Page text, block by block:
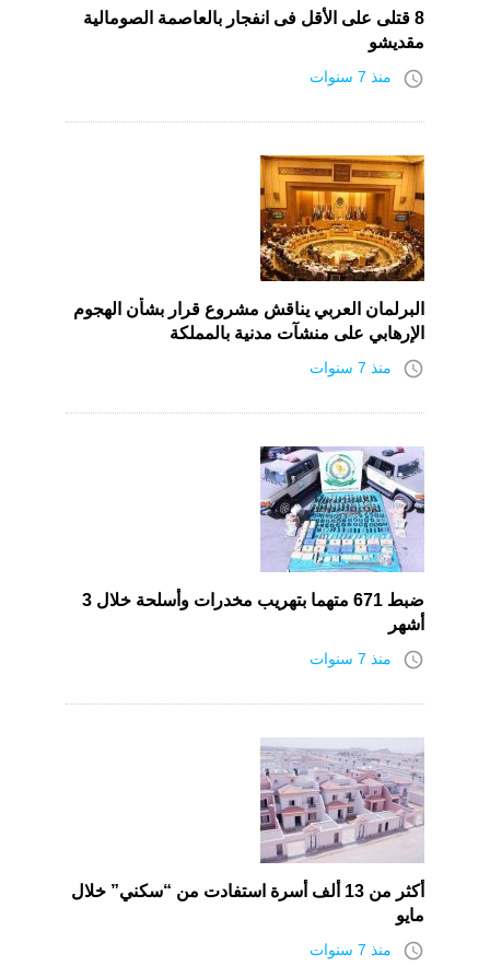
8 قتلى على الأقل فى انفجار بالعاصمة الصومالية
مقديشو
access_time منذ 7 سنوات
البرلمان العربي يناقش مشروع قرار بشأن الهجوم
الإرهابي على منشآت مدنية بالمملكة
access_time منذ 7 سنوات
ضبط 671 متهما بتهريب مخدرات وأسلحة خلال 3
أشهر
access_time منذ 7 سنوات
أكثر من 13 ألف أسرة استفادت من “سكني” خلال
مايو
access_time منذ 7 سنوات